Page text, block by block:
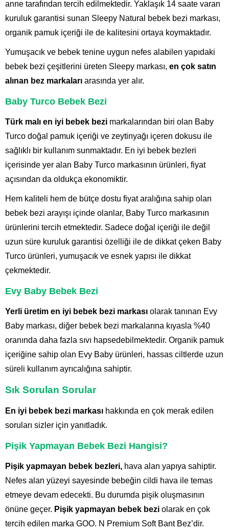
anne tarafından tercih edilmektedir. Yaklaşık 14 saate varan
kuruluk garantisi sunan Sleepy Natural bebek bezi markası,
organik pamuk içeriği ile de kalitesini ortaya koymaktadır.
Yumuşacık ve bebek tenine uygun nefes alabilen yapıdaki
bebek bezi çeşitlerini üreten Sleepy markası, en çok satın
alınan bez markaları arasında yer alır.
Baby Turco Bebek Bezi
Türk malı en iyi bebek bezi markalarından biri olan Baby
Turco doğal pamuk içeriği ve zeytinyağı içeren dokusu ile
sağlıklı bir kullanım sunmaktadır. En iyi bebek bezleri
içerisinde yer alan Baby Turco markasının ürünleri, fiyat
açısından da oldukça ekonomiktir.
Hem kaliteli hem de bütçe dostu fiyat aralığına sahip olan
bebek bezi arayışı içinde olanlar, Baby Turco markasının
ürünlerini tercih etmektedir. Sadece doğal içeriği ile değil
uzun süre kuruluk garantisi özelliği ile de dikkat çeken Baby
Turco ürünleri, yumuşacık ve esnek yapısı ile dikkat
çekmektedir.
Evy Baby Bebek Bezi
Yerli üretim en iyi bebek bezi markası olarak tanınan Evy
Baby markası, diğer bebek bezi markalarına kıyasla %40
oranında daha fazla sıvı hapsedebilmektedir. Organik pamuk
içeriğine sahip olan Evy Baby ürünleri, hassas ciltlerde uzun
süreli kullanım ayrıcalığına sahiptir.
Sık Sorulan Sorular
En iyi bebek bezi markası hakkında en çok merak edilen
soruları sizler için yanıtladık.
Pişik Yapmayan Bebek Bezi Hangisi?
Pişik yapmayan bebek bezleri, hava alan yapıya sahiptir.
Nefes alan yüzeyi sayesinde bebeğin cildi hava ile temas
etmeye devam edecekti. Bu durumda pişik oluşmasının
önüne geçer. Pişik yapmayan bebek bezi olarak en çok
tercih edilen marka GOO. N Premium Soft Bant Bez’dir.